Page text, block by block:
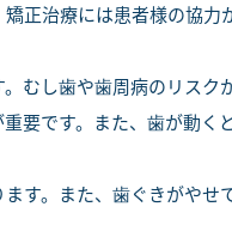
正治療には患者様の協力
むし歯や歯周病のリスク
要です。また、歯が動く
す。また、歯ぐきがやせ